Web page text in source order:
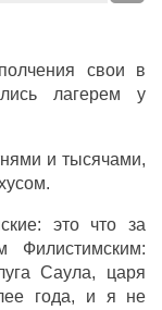
свои в
лагерем у
и тысячами,
это что за
Филистимским:
Саула, царя
года, и я не